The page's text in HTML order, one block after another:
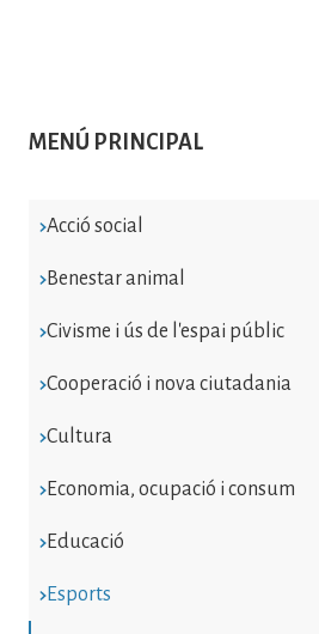
MENÚ PRINCIPAL
Acció social
Benestar animal
Civisme i ús de l'espai públic
Cooperació i nova ciutadania
Cultura
Economia, ocupació i consum
Educació
Esports